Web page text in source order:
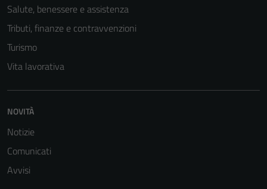
Salute, benessere e assistenza
Tributi, finanze e contravvenzioni
Turismo
Vita lavorativa
NOVITÀ
Notizie
Comunicati
Avvisi